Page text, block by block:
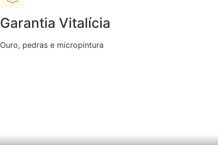
Garantia Vitalícia
Ouro, pedras e micropintura